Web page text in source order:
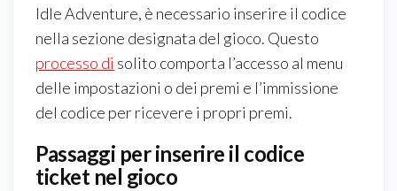
Idle Adventure, è necessario inserire il codice
nella sezione designata del gioco. Questo
processo di solito comporta l’accesso al menu
delle impostazioni o dei premi e l’immissione
del codice per ricevere i propri premi.
Passaggi per inserire il codice
ticket nel gioco